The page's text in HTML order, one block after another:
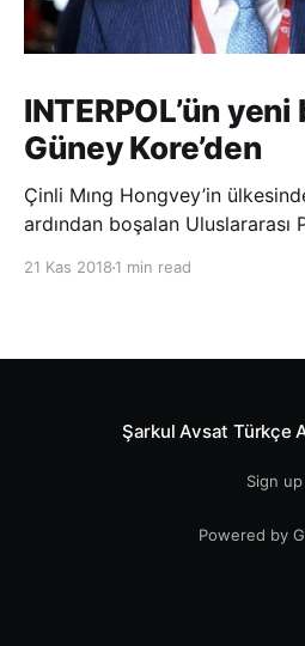
INTERPOL’ün yeni
Güney Kore’den
Çinli Mıng Hongvey’in
ardından boşalan Uluslararası
21 Kas 2018 1 min read
Şarkul Avsat Türkçe
Sign up
Powered by